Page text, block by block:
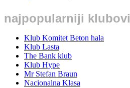
najpopularniji klubovi
Klub Komitet Beton hala
Klub Lasta
The Bank klub
Klub Hype
Mr Stefan Braun
Nacionalna Klasa